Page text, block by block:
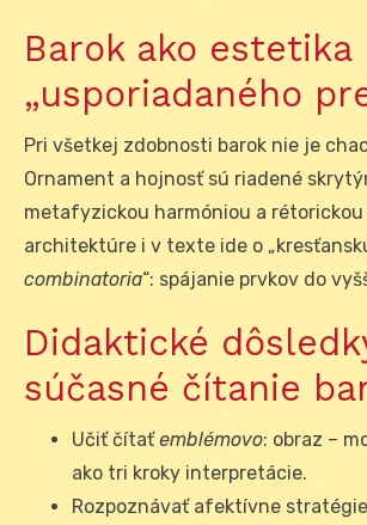
Barok ako estetika
„usporiadaného
Pri všetkej zdobnosti barok nie je
Ornament a hojnosť sú riadené
metafyzickou harmóniou a rétorickou
architektúre i v texte ide o
combinatoria“: spájanie prvkov do
Didaktické
súčasné čítanie
Učiť čítaťemblémovo: obraz –
ako tri kroky interpretácie.
Rozpoznávať afektívne